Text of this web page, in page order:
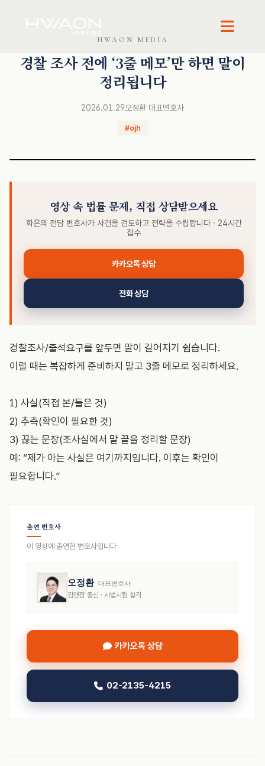
오정환 · 대표변호사
HWAON MEDIA
경찰 조사 전에 ‘3줄 메모’만 하면 말이
정리됩니다
2026.01.29오정환 대표변호사
#ojh
영상 속 법률 문제, 직접 상담받으세요
화온의 전담 변호사가 사건을 검토하고 전략을 수립합니다 · 24시간
접수
카카오톡 상담
전화 상담
경찰조사/출석요구를 앞두면 말이 길어지기 쉽습니다.
이럴 때는 복잡하게 준비하지 말고 3줄 메모로 정리하세요.
1) 사실(직접 본/들은 것)
2) 추측(확인이 필요한 것)
3) 끊는 문장(조사실에서 말 끝을 정리할 문장)
예: “제가 아는 사실은 여기까지입니다. 이후는 확인이
필요합니다.”
출연 변호사
이 영상에 출연한 변호사입니다
오정환 대표변호사
김앤장 출신 · 사법시험 합격
카카오톡 상담
02-2135-4215